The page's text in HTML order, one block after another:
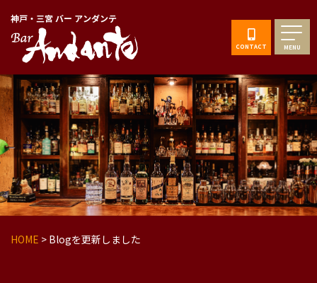
神戸・三宮 バー アンダンテ
CONTACT MENU
HOME > Blogを更新しました